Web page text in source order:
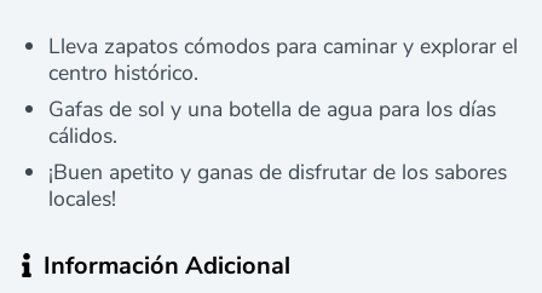
Lleva zapatos cómodos para caminar y explorar el
centro histórico.
Gafas de sol y una botella de agua para los días
cálidos.
¡Buen apetito y ganas de disfrutar de los sabores
locales!
Información Adicional